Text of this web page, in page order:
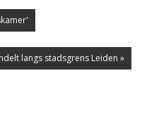
langs stadsgrens Leiden »